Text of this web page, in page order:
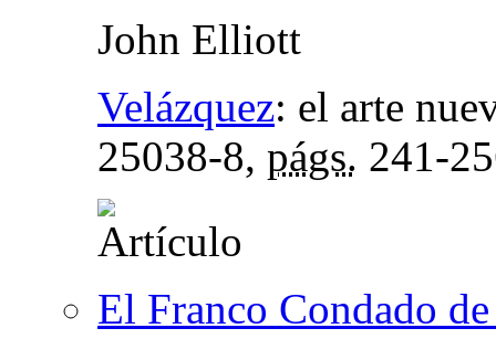
John Elliott
Velázquez: el arte
25038-8, págs. 241-
El Franco Condado